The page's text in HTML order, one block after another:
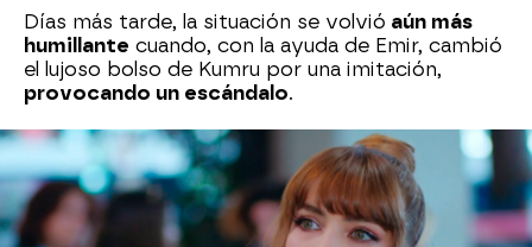
Días más tarde, la situación se volvió aún más
humillante cuando, con la ayuda de Emir, cambió
el lujoso bolso de Kumru por una imitación,
provocando un escándalo.
Después de este incidente,Ender, intentando
ganarse el afecto de la hija de su novio,Doğan,
ha intervenido con su advertencia.